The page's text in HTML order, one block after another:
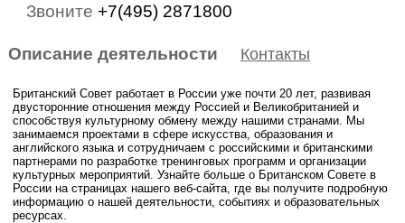
Звоните +7(495) 2871800
Описание деятельности Контакты
Британский Совет работает в России уже почти 20 лет, развивая
двусторонние отношения между Россией и Великобританией и
способствуя культурному обмену между нашими странами. Мы
занимаемся проектами в сфере искусства, образования и
английского языка и сотрудничаем с российскими и британскими
партнерами по разработке тренинговых программ и организации
культурных мероприятий. Узнайте больше о Британском Совете в
России на страницах нашего веб-сайта, где вы получите подробную
информацию о нашей деятельности, событиях и образовательных
ресурсах.